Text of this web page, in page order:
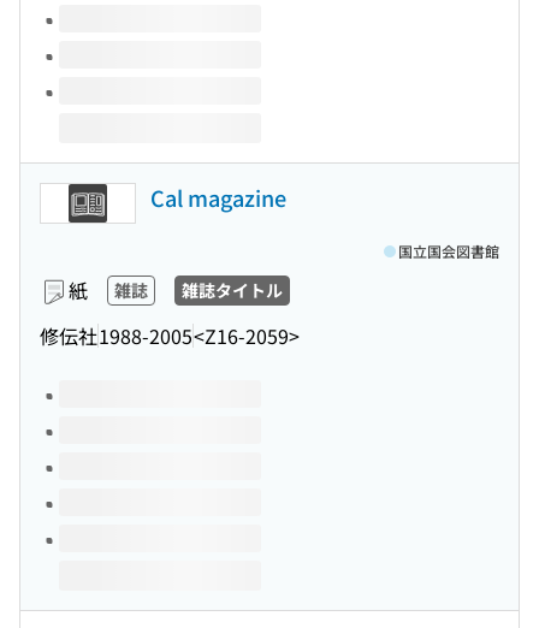
Cal magazine
紙 雑誌 雑誌タイトル
修伝社1988-2005<Z16-2059>
国立国会図書館
このタイトルの巻号